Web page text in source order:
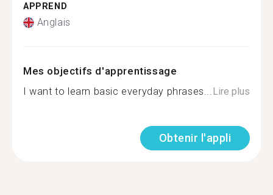
APPREND
Anglais
Mes objectifs d'apprentissage
I want to learn basic everyday phrases...Lire plus
Obtenir l'appli